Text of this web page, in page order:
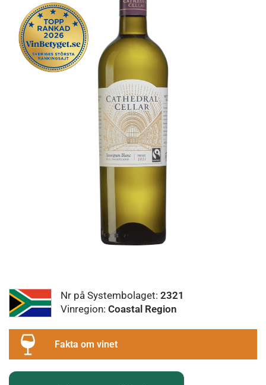
Nr på Systembolaget: 2321
Vinregion: Coastal Region
Fakta om vinet